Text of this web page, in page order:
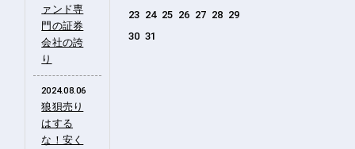
ァンド専
門の証券
会社の誇
り
2024.08.06
狼狽売り
はする
な！安く
23 24 25 26 27 28 29
30 31